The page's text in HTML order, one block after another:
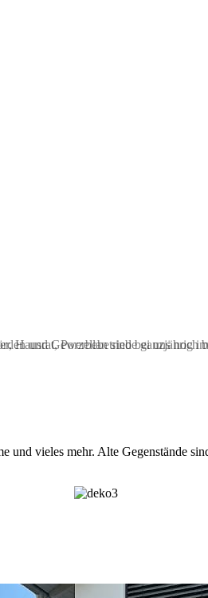
und Gewerbebetriebe ganzjährig
und vieles mehr. Alte Gegenstände